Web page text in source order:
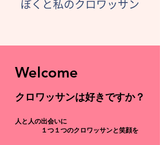
Welcome
​クロワッサンは好きですか？
人と人の出会いに
１つ１つのクロワッサンと笑顔を